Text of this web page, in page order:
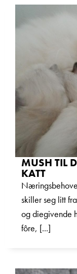
MUSH TIL
KATT
skiller seg litt
og diegivende
fôre, [...]